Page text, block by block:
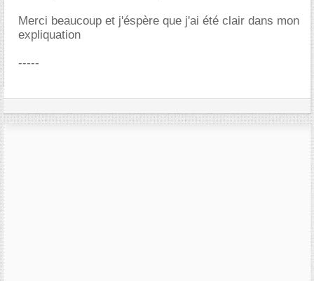
Merci beaucoup et j'éspère que j'ai été clair dans mon
expliquation
-----